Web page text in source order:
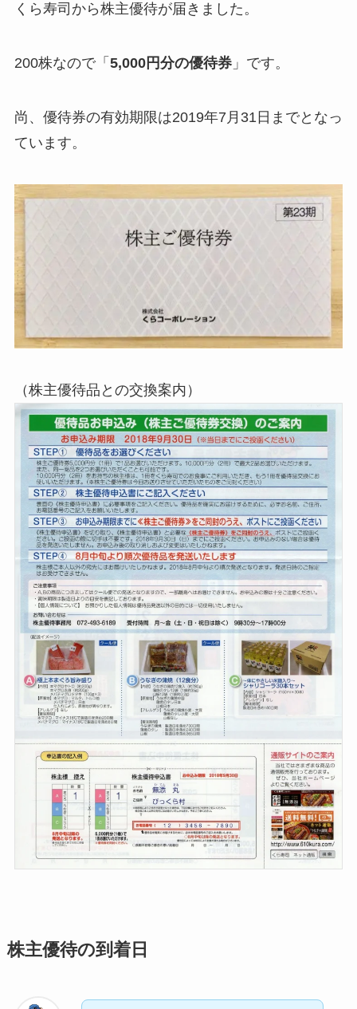
くら寿司から株主優待が届きました。
200株なので「 5,000円分の優待券」です。
尚、優待券の有効期限は2019年7月31日までとなっ
ています。
（株主優待品との交換案内）
株主優待の到着日